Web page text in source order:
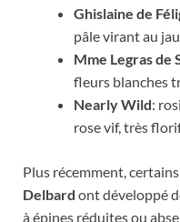
Ghislaine de
pâle virant au
Mme Legras de
fleurs blanches
Nearly Wild:
rose vif, très
Plus récemment,
Delbard ont développé
à épines réduites ou